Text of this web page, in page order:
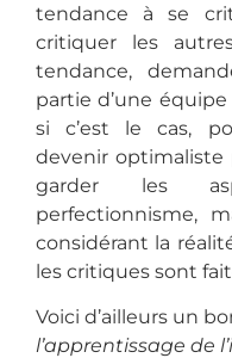
tendance à se
critiquer les
tendance,
partie d’une
si c’est le cas,
devenir
garder les
perfectionnisme,
considérant la
les critiques sont
Voici d’ailleurs un
l’apprentissage de